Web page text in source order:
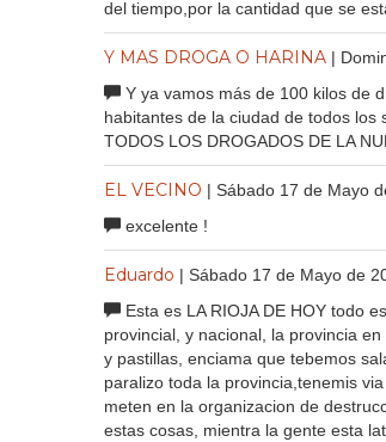
del tiempo,por la cantidad que se
Y MAS DROGA O HARINA |
Y ya vamos más de 100 kilos de
habitantes de la ciudad de todos los
TODOS LOS DROGADOS DE LA
EL VECINO | Sábado 17 de Mayo
excelente !
Eduardo | Sábado 17 de Mayo de
Esta es LA RIOJA DE HOY todo
provincial, y nacional, la provincia
y pastillas, enciama que tebemos
paralizo toda la provincia,tenemis
meten en la organizacion de
estas cosas, mientra la gente esta